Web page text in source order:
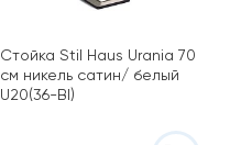
Стойка Stil Haus Urania 70
см никель сатин/ белый
U20(36-BI)